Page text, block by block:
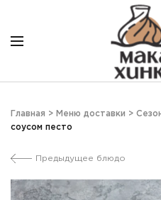
Главная > Меню доставки >
соусом песто
Предыдущее блюдо